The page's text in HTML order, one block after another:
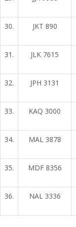
30.
JKT 890
31. JLK 7615
32.
JPH 3131
33.
KAQ 3000
34.
MAL 3878
35.
MDF 8356
36.
NAL 3336